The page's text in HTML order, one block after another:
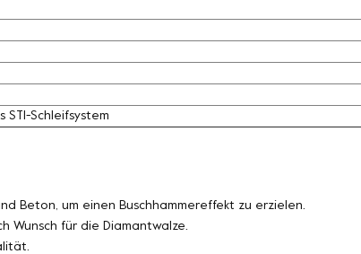
Schleifsystem
Beton, um einen Buschhammereffekt zu erzielen.
Wunsch für die Diamantwalze.